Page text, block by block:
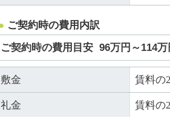
ご契約時の費用内訳
ご契約時の費用目安 96万円～114
敷金 賃料の
礼金 賃料の